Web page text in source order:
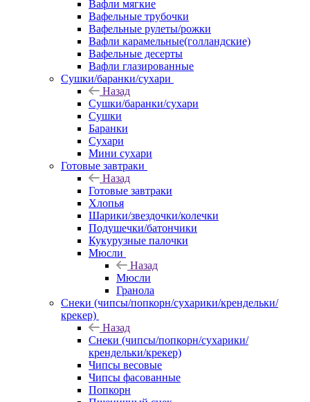
Вафли мягкие
Вафельные трубочки
Вафельные рулеты/рожки
Вафли карамельные(голландские)
Вафельные десерты
Вафли глазированные
Сушки/баранки/сухари
Назад
Сушки/баранки/сухари
Сушки
Баранки
Сухари
Мини сухари
Готовые завтраки
Назад
Готовые завтраки
Хлопья
Шарики/звездочки/колечки
Подушечки/батончики
Кукурузные палочки
Мюсли
Назад
Мюсли
Гранола
Снеки (чипсы/попкорн/сухарики/крендельки/
крекер)
Назад
Снеки (чипсы/попкорн/сухарики/
крендельки/крекер)
Чипсы весовые
Чипсы фасованные
Попкорн